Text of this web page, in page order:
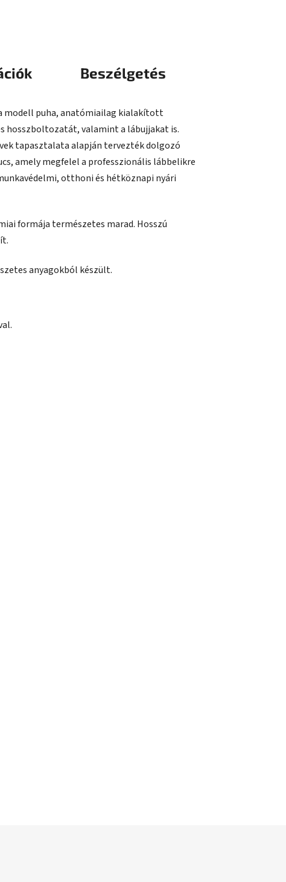
Beszélgetés
modell puha, anatómiailag kialakított
hosszboltozatát, valamint a lábujjakat is.
tapasztalata alapján tervezték dolgozó
amely megfelel a professzionális lábbelikre
otthoni és hétköznapi nyári
formája természetes marad. Hosszú
anyagokból készült.